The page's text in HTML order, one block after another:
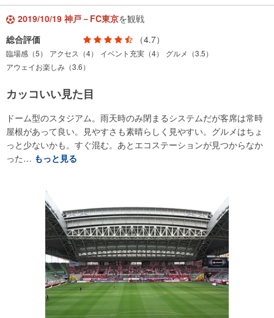
2019/10/19 神戸－FC東京を観戦
総合評価
（4.7）
臨場感（5） アクセス（4） イベント充実（4）
グルメ（3.5）
アウェイお楽しみ（3.6）
カッコいい見た目
ドーム型のスタジアム。雨天時のみ閉まるシステムだが客席は常時
屋根があって良い。見やすさも素晴らしく見やすい。グルメはちょ
っと少ないかも。すぐ混む。あとエコステーションが見つからなか
った… もっと見る